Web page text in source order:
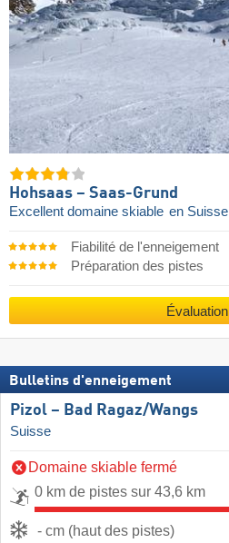
Hohsaas – Saas-Grund
Excellent domaine skiable en Suisse
Fiabilité de l'enneigement
Préparation des pistes
Évaluation
Bulletins d'enneigement
Pizol – Bad Ragaz/​Wangs
Suisse
Domaine skiable fermé
0 km de pistes sur 43,6 km
- cm (haut des pistes)